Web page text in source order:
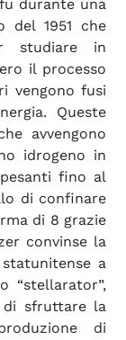
durante una
del 1951 che
studiare in
il processo
vengono fusi
Queste
avvengono
idrogeno in
fino al
di confinare
di 8 grazie
convinse la
statunitense a
“stellarator”,
di sfruttare la
di